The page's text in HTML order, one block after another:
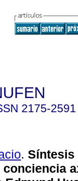
2175-2591
. Síntesis